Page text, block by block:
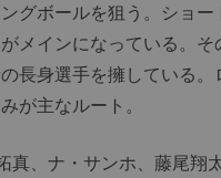
グボールを狙う。ショ
メインになっている。
長身選手を擁している
が主なルート。
、ナ・サンホ、藤尾翔